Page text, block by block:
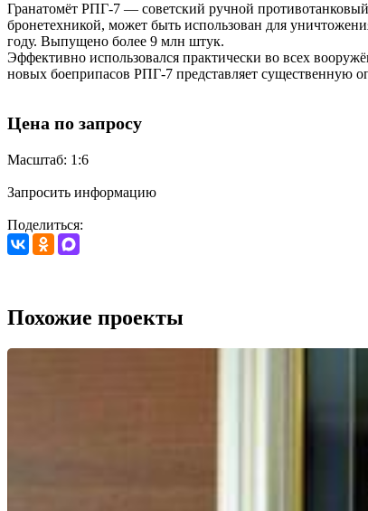
Гранатомёт РПГ-7 — советский ручной
бронетехникой, может быть использован для
году. Выпущено более 9 млн штук.
Эффективно использовался практически во всех
новых боеприпасов РПГ-7 представляет существенную
Цена по запросу
Масштаб: 1:6
Запросить информацию
Поделиться:
Похожие проекты